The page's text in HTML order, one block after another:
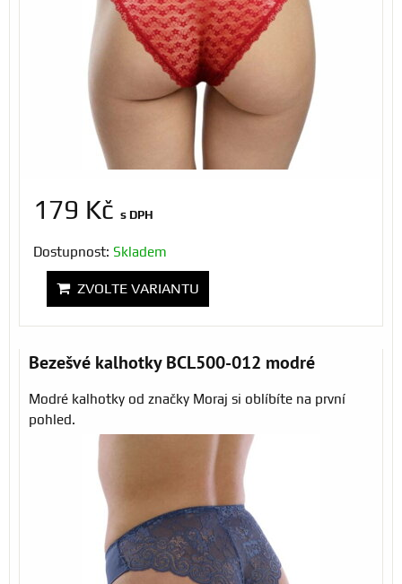
179 Kč s DPH
Dostupnost: Skladem
ZVOLTE VARIANTU
Bezešvé kalhotky BCL500-012 modré
Modré kalhotky od značky Moraj si oblíbíte na první
pohled.